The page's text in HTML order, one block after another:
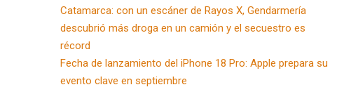
Catamarca: con un escáner de Rayos X, Gendarmería
descubrió más droga en un camión y el secuestro es
récord
Fecha de lanzamiento del iPhone 18 Pro: Apple prepara su
evento clave en septiembre